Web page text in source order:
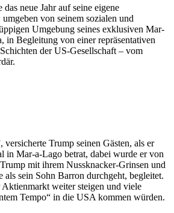
neue Jahr auf seine eigene
von seinem sozialen und
Umgebung seines exklusiven Mar-
in Begleitung von einer repräsentativen
der US-Gesellschaft – vom
versicherte Trump seinen Gästen, als er
in Mar-a-Lago betrat, dabei wurde er von
mit ihrem Nussknacker-Grinsen und
als sein Sohn Barron durchgeht, begleitet.
Aktienmarkt weiter steigen und viele
Tempo“ in die USA kommen würden.